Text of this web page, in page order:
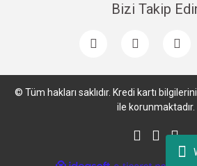
Bizi Takip
© Tüm hakları saklıdır. Kredi kartı
ile korunmaktadır.